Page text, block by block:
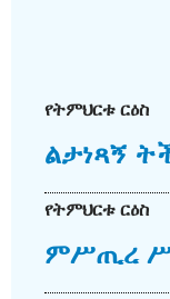
የትምህርቱ ርዕስ
ልታነጻኝ
የትምህርቱ ርዕስ
ምሥጢረ